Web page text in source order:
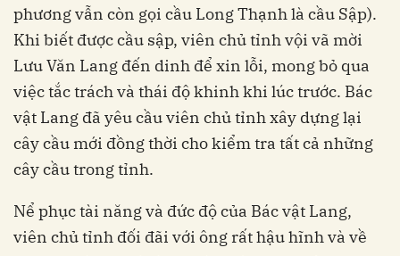
phương vẫn còn gọi cầu Long Thạnh là cầu Sập).
Khi biết được cầu sập, viên chủ tỉnh vội vã mời
Lưu Văn Lang đến dinh để xin lỗi, mong bỏ qua
việc tắc trách và thái độ khinh khi lúc trước. Bác
vật Lang đã yêu cầu viên chủ tỉnh xây dựng lại
cây cầu mới đồng thời cho kiểm tra tất cả những
cây cầu trong tỉnh.
Nể phục tài năng và đức độ của Bác vật Lang,
viên chủ tỉnh đối đãi với ông rất hậu hĩnh và về